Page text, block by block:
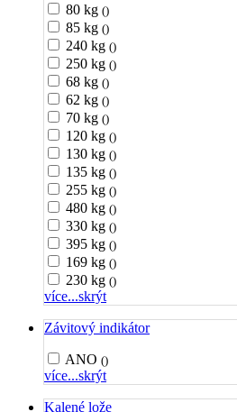
80 kg ()
85 kg ()
240 kg ()
250 kg ()
68 kg ()
62 kg ()
70 kg ()
120 kg ()
130 kg ()
135 kg ()
255 kg ()
480 kg ()
330 kg ()
395 kg ()
169 kg ()
230 kg ()
více...skrýt
Závitový indikátor
ANO ()
více...skrýt
Kalené lože